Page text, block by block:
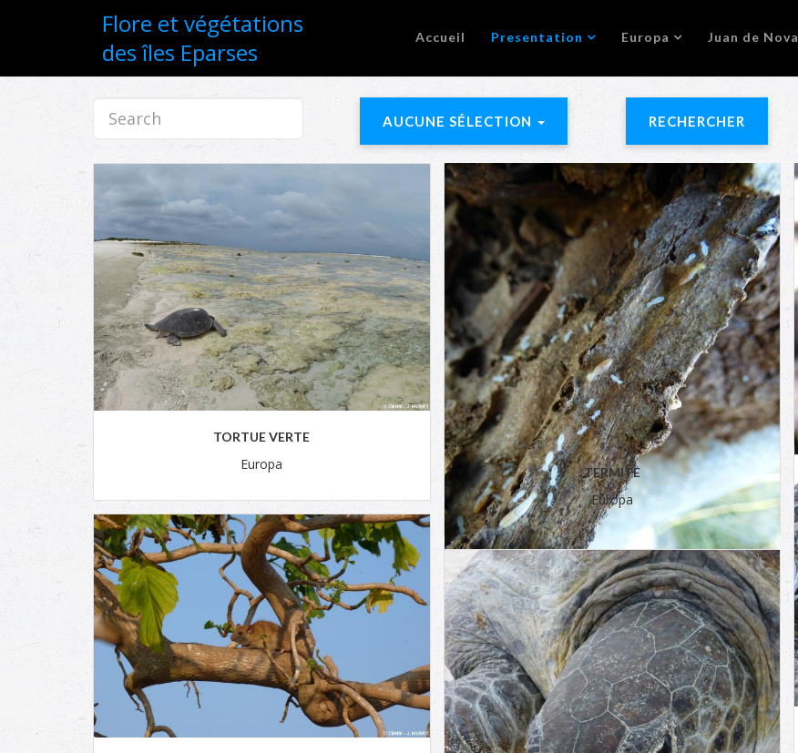
Flore et végétations
des îles Eparses
Accueil Presentation Europa Juan de Nova
AUCUNE SÉLECTION RECHERCHER
TORTUE VERTE
Europa
TERMITE
Europa